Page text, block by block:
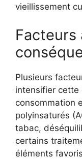
vieillissement
Facteurs
Plusieurs
intensifier cette
consommation
polyinsaturés
tabac,
certains
éléments